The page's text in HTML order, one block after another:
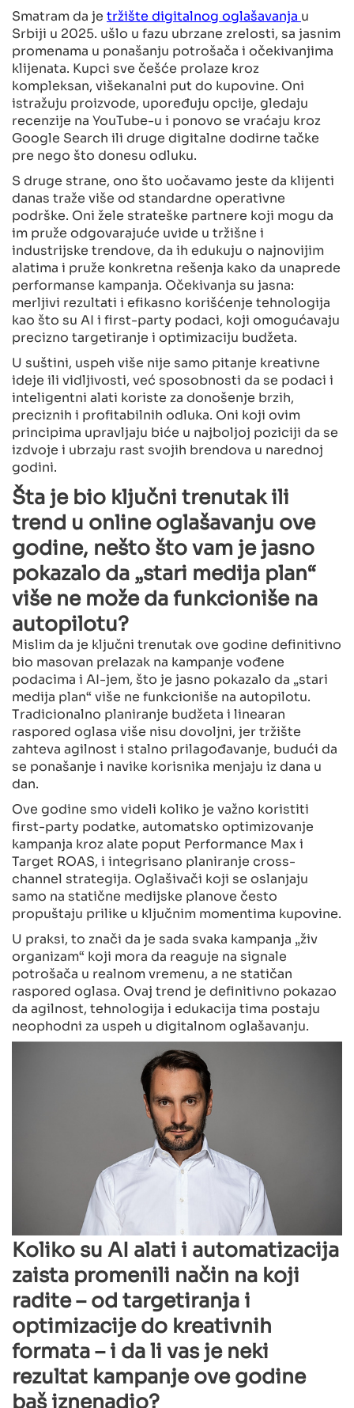
Smatram da je tržište digitalnog oglašavanja u
Srbiji u 2025. ušlo u fazu ubrzane zrelosti, sa jasnim
promenama u ponašanju potrošača i očekivanjima
klijenata. Kupci sve češće prolaze kroz
kompleksan, višekanalni put do kupovine. Oni
istražuju proizvode, upoređuju opcije, gledaju
recenzije na YouTube-u i ponovo se vraćaju kroz
Google Search ili druge digitalne dodirne tačke
pre nego što donesu odluku.
S druge strane, ono što uočavamo jeste da klijenti
danas traže više od standardne operativne
podrške. Oni žele strateške partnere koji mogu da
im pruže odgovarajuće uvide u tržišne i
industrijske trendove, da ih edukuju o najnovijim
alatima i pruže konkretna rešenja kako da unaprede
performanse kampanja. Očekivanja su jasna:
merljivi rezultati i efikasno korišćenje tehnologija
kao što su AI i first-party podaci, koji omogućavaju
precizno targetiranje i optimizaciju budžeta.
U suštini, uspeh više nije samo pitanje kreativne
ideje ili vidljivosti, već sposobnosti da se podaci i
inteligentni alati koriste za donošenje brzih,
preciznih i profitabilnih odluka. Oni koji ovim
principima upravljaju biće u najboljoj poziciji da se
izdvoje i ubrzaju rast svojih brendova u narednoj
godini.
Šta je bio ključni trenutak ili
trend u online oglašavanju ove
godine, nešto što vam je jasno
pokazalo da „stari medija plan“
više ne može da funkcioniše na
autopilotu?
Mislim da je ključni trenutak ove godine definitivno
bio masovan prelazak na kampanje vođene
podacima i AI-jem, što je jasno pokazalo da „stari
medija plan“ više ne funkcioniše na autopilotu.
Tradicionalno planiranje budžeta i linearan
raspored oglasa više nisu dovoljni, jer tržište
zahteva agilnost i stalno prilagođavanje, budući da
se ponašanje i navike korisnika menjaju iz dana u
dan.
Ove godine smo videli koliko je važno koristiti
first-party podatke, automatsko optimizovanje
kampanja kroz alate poput Performance Max i
Target ROAS, i integrisano planiranje cross-
channel strategija. Oglašivači koji se oslanjaju
samo na statične medijske planove često
propuštaju prilike u ključnim momentima kupovine.
U praksi, to znači da je sada svaka kampanja „živ
organizam“ koji mora da reaguje na signale
potrošača u realnom vremenu, a ne statičan
raspored oglasa. Ovaj trend je definitivno pokazao
da agilnost, tehnologija i edukacija tima postaju
neophodni za uspeh u digitalnom oglašavanju.
Koliko su AI alati i automatizacija
zaista promenili način na koji
radite – od targetiranja i
optimizacije do kreativnih
formata – i da li vas je neki
rezultat kampanje ove godine
baš iznenadio?